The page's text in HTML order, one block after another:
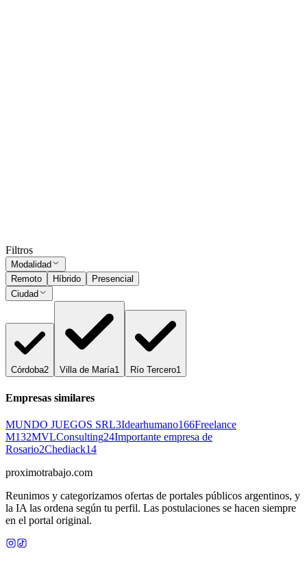
Filtros
Modalidad
Remoto
Híbrido
Presencial
Ciudad
Córdoba2 Villa de María1 Río Tercero1
Empresas similares
MUNDO JUEGOS SRL3Idearhumano166Freelance
M132MVLConsulting24Importante empresa de
Rosario2Chediack14
proximotrabajo.com
Reunimos y categorizamos ofertas de portales públicos argentinos, y
la IA las ordena según tu perfil. Las postulaciones se hacen siempre
en el portal original.